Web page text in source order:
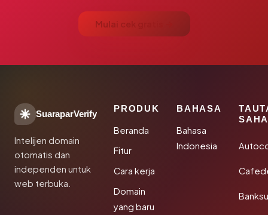
Mulai cek gratis →
SuaraparVerify
Intelijen domain
otomatis dan
independen untuk
web terbuka.
PRODUK
Beranda
Fitur
Cara kerja
Domain
yang baru
BAHASA
Bahasa
Indonesia